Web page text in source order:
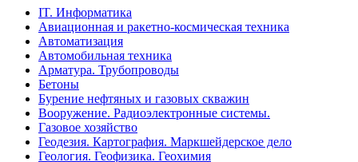
IT. Информатика
Авиационная и ракетно-космическая техника
Автоматизация
Автомобильная техника
Арматура. Трубопроводы
Бетоны
Бурение нефтяных и газовых скважин
Вооружение. Радиоэлектронные системы.
Газовое хозяйство
Геодезия. Картография. Маркшейдерское дело
Геология. Геофизика. Геохимия